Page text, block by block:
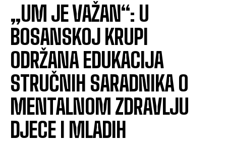
„UM JE VAŽAN“: U
BOSANSKOJ KRUPI
ODRŽANA EDUKACIJA
STRUČNIH SARADNIKA O
MENTALNOM ZDRAVLJU
DJECE I MLADIH